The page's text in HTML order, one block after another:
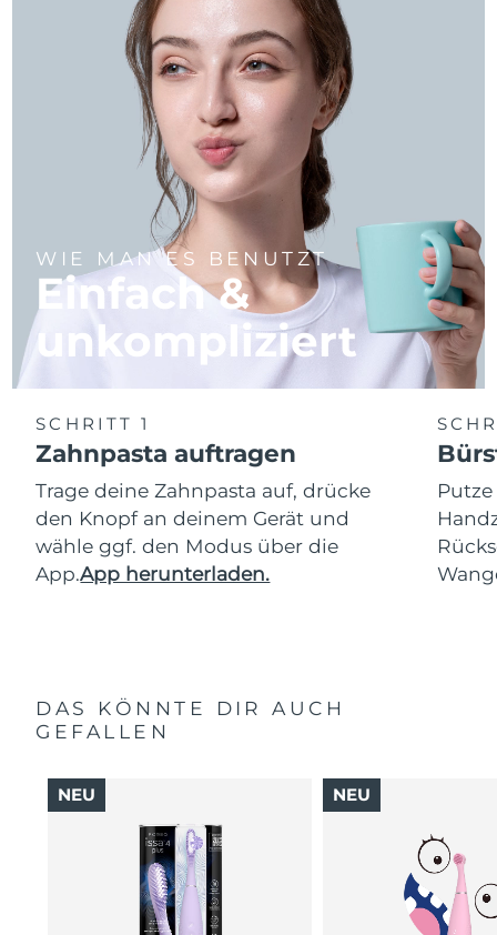
WIE MAN ES BENUTZT
Einfach &
unkompliziert
SCHRITT 1
Zahnpasta auftragen
Trage deine Zahnpasta auf, drücke
den Knopf an deinem Gerät und
wähle ggf. den Modus über die
App.App herunterladen.
DAS KÖNNTE DIR AUCH
GEFALLEN
NEU NEU